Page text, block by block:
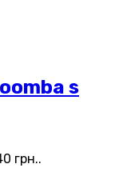
s
грн..